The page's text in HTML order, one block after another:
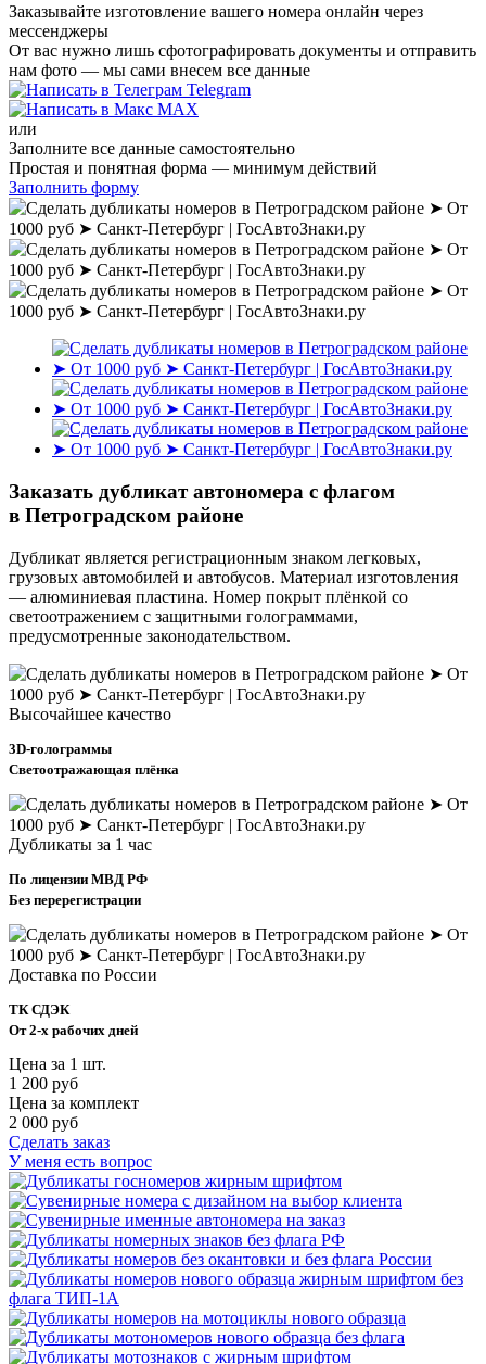
Заказывайте изготовление вашего номера онлайн через
мессенджеры
От вас нужно лишь сфотографировать документы и отправить
нам фото — мы сами внесем все данные
Telegram
MAX
или
Заполните все данные самостоятельно
Простая и понятная форма — минимум действий
Заполнить форму
Заказать дубликат автономера с флагом
в Петроградском районе
Дубликат является регистрационным знаком легковых,
грузовых автомобилей и автобусов. Материал изготовления
— алюминиевая пластина. Номер покрыт плёнкой со
светоотражением с защитными голограммами,
предусмотренные законодательством.
Высочайшее качество
3D-голограммы
Светоотражающая плёнка
Дубликаты за 1 час
По лицензии МВД РФ
Без перерегистрации
Доставка по России
ТК СДЭК
От 2-х рабочих дней
Цена за 1 шт.
1 200 руб
Цена за комплект
2 000 руб
Сделать заказ
У меня есть вопрос